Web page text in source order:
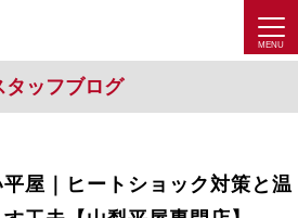
タッフブログ
屋｜ヒートショック対策と温